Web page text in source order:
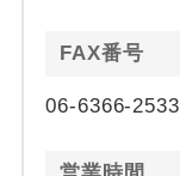
FAX番号
06-6366-2533